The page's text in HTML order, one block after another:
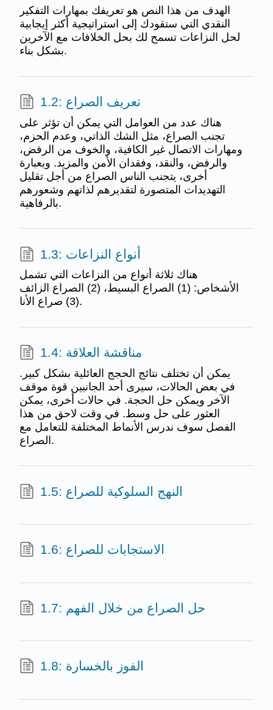
الهدف من هذا النص هو تعريفك بمهارات التفكير
النقدي التي ستقودك إلى استراتيجية أكثر إيجابية
لحل النزاعات تسمح لك بحل الخلافات مع الآخرين
بشكل بناء.
1.2: تعريف الصراع
هناك عدد من العوامل التي يمكن أن تؤثر على
تجنب الصراع، مثل الشك الذاتي، وعدم الحزم،
ومهارات الاتصال غير الكافية، والخوف من الرفض،
والرفض، والنقد، وفقدان الأمن والمزيد. وبعبارة
أخرى، يتجنب الناس الصراع من أجل تقليل
التهديدات المتصورة لتقديرهم لذاتهم وشعورهم
بالرفاهية.
1.3: أنواع النزاعات
هناك ثلاثة أنواع من النزاعات التي تشمل
الأشخاص: (1) الصراع البسيط، (2) الصراع الزائف
(3) صراع الأنا.
1.4: مناقشة العلاقة
يمكن أن تختلف نتائج الحجج العائلية بشكل كبير.
في بعض الحالات، سيرى أحد الجانبين قوة موقف
الآخر ويمكن حل الحجة. في حالات أخرى، يمكن
العثور على حل وسط. في وقت لاحق من هذا
الفصل سوف ندرس الأنماط المختلفة للتعامل مع
الصراع.
1.5: النهج السلوكية للصراع
1.6: الاستجابات للصراع
1.7: حل الصراع من خلال الفهم
1.8: الفوز بالخسارة